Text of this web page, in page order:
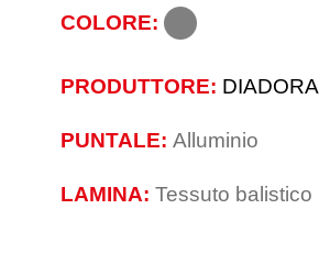
COLORE:
PRODUTTORE: DIADORA
PUNTALE: Alluminio
LAMINA: Tessuto balistico